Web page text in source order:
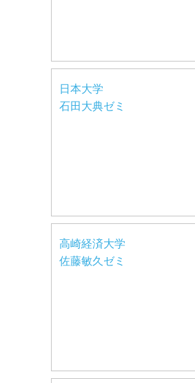
日本大学
石田大典ゼミ
高崎経済大学
佐藤敏久ゼミ